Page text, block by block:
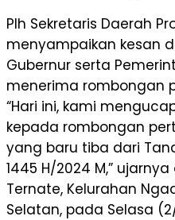
Plh Sekretaris Daerah
menyampaikan kesan
Gubernur serta
menerima rombongan
“Hari ini, kami
kepada rombongan
yang baru tiba dari
1445 H/2024 M,”
Ternate, Kelurahan
Selatan, pada Selasa